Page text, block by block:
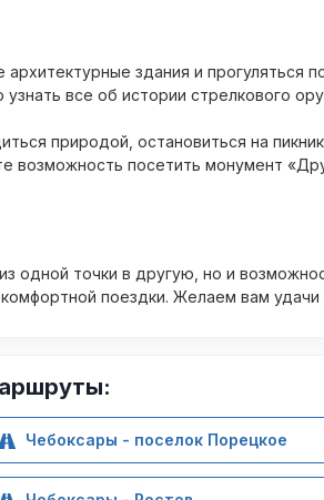
здания и прогуляться
все об истории стрелкового
природой, остановиться на
возможность посетить монумент
точки в другую, но и
поездки. Желаем вам удачи
Чебоксары - поселок Порецкое